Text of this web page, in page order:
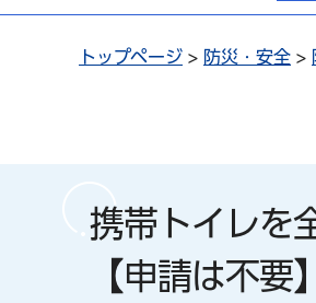
トップページ > 防災・安全 >
携帯トイレを
【申請は不要】